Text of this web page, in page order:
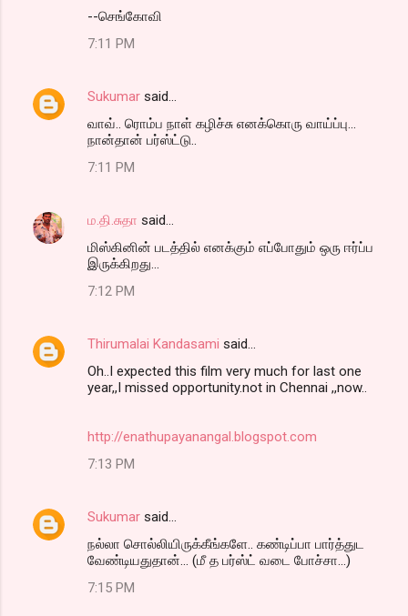
--செங்கோவி
7:11 PM
Sukumar said…
வாவ்.. ரொம்ப நாள் கழிச்சு எனக்கொரு வாய்ப்பு...
நான்தான் பர்ஸ்ட்டு..
7:11 PM
ம.தி.சுதா said…
மிஸ்கினின் படத்தில் எனக்கும் எப்போதும் ஒரு ஈர்ப்ப
இருக்கிறது...
7:12 PM
Thirumalai Kandasami said…
Oh..I expected this film very much for last one
year,,I missed opportunity.not in Chennai ,,now..
http://enathupayanangal.blogspot.com
7:13 PM
Sukumar said…
நல்லா சொல்லியிருக்கீங்களே.. கண்டிப்பா பார்த்துட
வேண்டியதுதான்... (மீ த பர்ஸ்ட் வடை போச்சா...)
7:15 PM